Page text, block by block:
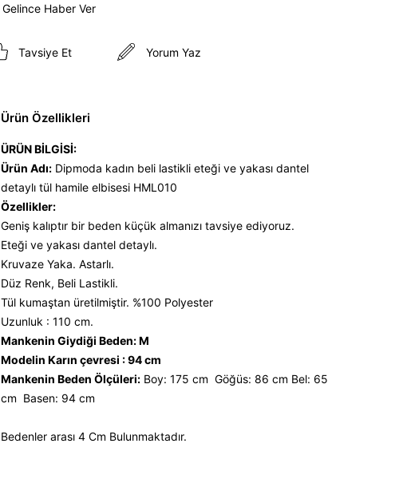
Gelince Haber Ver
Tavsiye Et Yorum Yaz
Ürün Özellikleri
ÜRÜN BİLGİSİ:
Ürün Adı: Dipmoda kadın beli lastikli eteği ve yakası dantel
detaylı tül hamile elbisesi HML010
Özellikler:
Geniş kalıptır bir beden küçük almanızı tavsiye ediyoruz.
Eteği ve yakası dantel detaylı.
Kruvaze Yaka. Astarlı.
Düz Renk, Beli Lastikli.
Tül kumaştan üretilmiştir. %100 Polyester
Uzunluk : 110 cm.
Mankenin Giydiği Beden: M
Modelin Karın çevresi : 94 cm
Mankenin Beden Ölçüleri: Boy: 175 cm Göğüs: 86 cm Bel: 65
cm Basen: 94 cm
Bedenler arası 4 Cm Bulunmaktadır.